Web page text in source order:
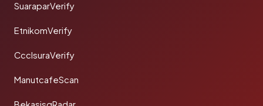
SuaraparVerify
EtnikomVerify
CcclsuraVerify
ManutcafeScan